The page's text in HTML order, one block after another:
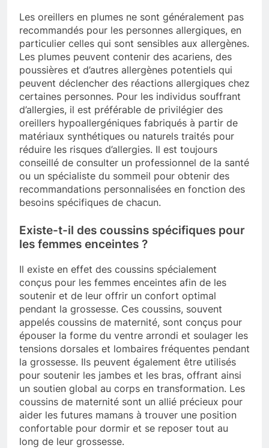
Les oreillers en plumes ne sont généralement pas
recommandés pour les personnes allergiques, en
particulier celles qui sont sensibles aux allergènes.
Les plumes peuvent contenir des acariens, des
poussières et d’autres allergènes potentiels qui
peuvent déclencher des réactions allergiques chez
certaines personnes. Pour les individus souffrant
d’allergies, il est préférable de privilégier des
oreillers hypoallergéniques fabriqués à partir de
matériaux synthétiques ou naturels traités pour
réduire les risques d’allergies. Il est toujours
conseillé de consulter un professionnel de la santé
ou un spécialiste du sommeil pour obtenir des
recommandations personnalisées en fonction des
besoins spécifiques de chacun.
Existe-t-il des coussins spécifiques pour
les femmes enceintes ?
Il existe en effet des coussins spécialement
conçus pour les femmes enceintes afin de les
soutenir et de leur offrir un confort optimal
pendant la grossesse. Ces coussins, souvent
appelés coussins de maternité, sont conçus pour
épouser la forme du ventre arrondi et soulager les
tensions dorsales et lombaires fréquentes pendant
la grossesse. Ils peuvent également être utilisés
pour soutenir les jambes et les bras, offrant ainsi
un soutien global au corps en transformation. Les
coussins de maternité sont un allié précieux pour
aider les futures mamans à trouver une position
confortable pour dormir et se reposer tout au
long de leur grossesse.